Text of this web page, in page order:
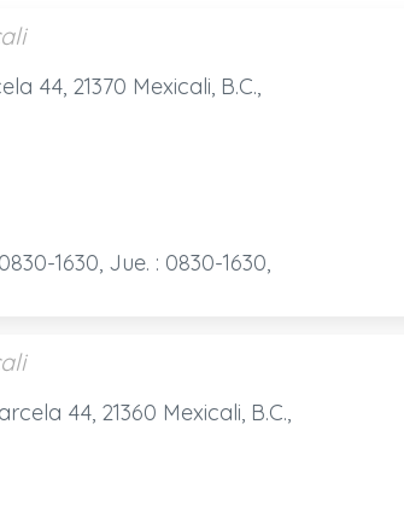
44, 21370 Mexicali, B.C.,
1630, Jue. : 0830-1630,
44, 21360 Mexicali, B.C.,